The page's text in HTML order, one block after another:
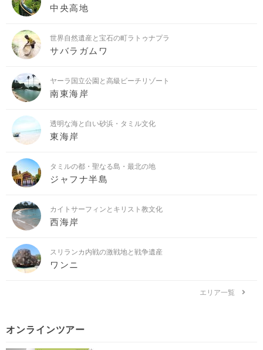
中央高地
世界自然遺産と宝石の町ラトゥナプラ
サバラガムワ
ヤーラ国立公園と高級ビーチリゾート
南東海岸
透明な海と白い砂浜・タミル文化
東海岸
タミルの都・聖なる島・最北の地
ジャフナ半島
カイトサーフィンとキリスト教文化
西海岸
スリランカ内戦の激戦地と戦争遺産
ワンニ
エリア一覧
オンラインツアー